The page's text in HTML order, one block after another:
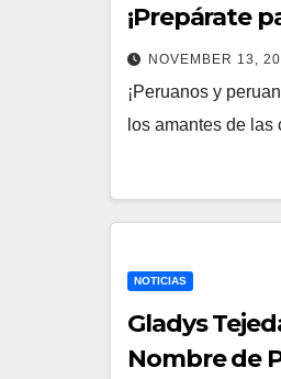
¡Prepárate
NOVEMBER 13,
¡Peruanos y
los amantes de
NOTICIAS
Gladys
Nombre de